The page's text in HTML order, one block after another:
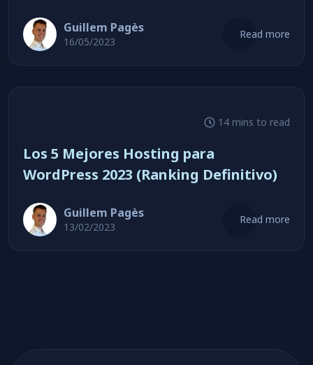
Guillem Pagès
16/05/2023
Read more
14 mins to read
Los 5 Mejores Hosting para
WordPress 2023 (Ranking Definitivo)
Guillem Pagès
13/02/2023
Read more